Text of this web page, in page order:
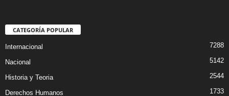
CATEGORÍA POPULAR
Internacional 7288
Nacional 5142
Historia y Teoria 2544
Derechos Humanos 1733